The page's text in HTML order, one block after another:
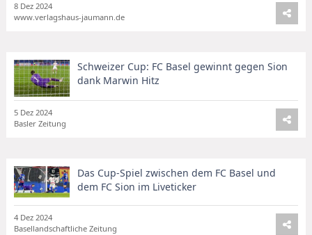
8 Dez 2024
www.verlagshaus-jaumann.de
Schweizer Cup: FC Basel gewinnt gegen Sion
dank Marwin Hitz
5 Dez 2024
Basler Zeitung
Das Cup-Spiel zwischen dem FC Basel und
dem FC Sion im Liveticker
4 Dez 2024
Basellandschaftliche Zeitung